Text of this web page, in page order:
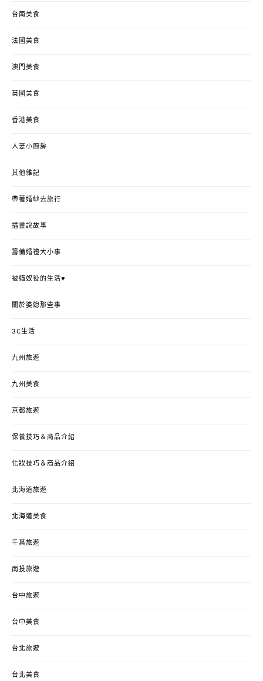
台南美食
法國美食
澳門美食
英國美食
香港美食
人妻小廚房
其他雜記
帶著婚紗去旅行
插畫說故事
籌備婚禮大小事
被貓奴役的生活♥
關於婆媳那些事
3C生活
九州旅遊
九州美食
京都旅遊
保養技巧＆商品介紹
化妝技巧＆商品介紹
北海道旅遊
北海道美食
千葉旅遊
南投旅遊
台中旅遊
台中美食
台北旅遊
台北美食